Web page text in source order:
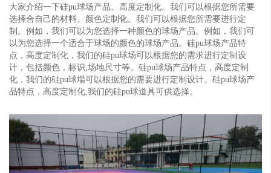
大家介绍一下硅pu球场产品。高度定制化。我们可以根据您所需要
选择合自己的材料。颜色定制化。我们可以根据您所需要进行定
制。例如，我们可以为您选择一种颜色的球场产品。例如，我们可
以为您选择一个适合于球场的颜色的球场产品。硅pu球场产品特
点，高度定制化，我们的硅pu球场可以根据您的需求进行定制设
计，包括颜色，标识,场地尺寸等。硅pu球场产品特点，高度定制
化，我们的硅pu球場可以根据您的需要进行定制设计。硅pu球场产
品特点，高度定制化,我们的硅pu球道具可供选择。